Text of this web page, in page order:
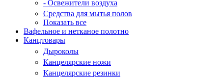
- Освежители воздуха
Средства для мытья полов
Показать все
Вафельное и нетканое полотно
Канцтовары
Дыроколы
Канцелярские ножи
Канцелярские резинки